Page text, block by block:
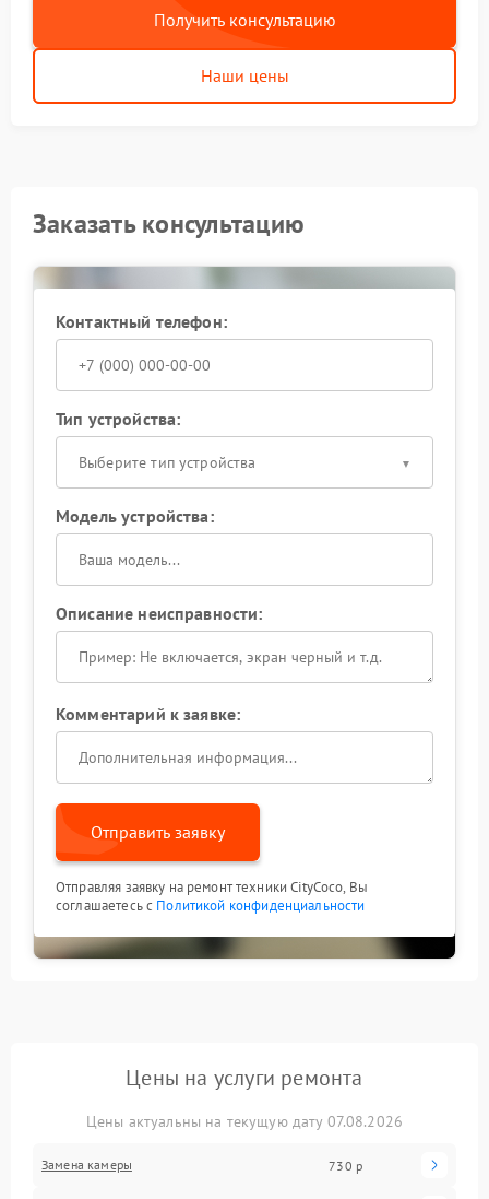
Получить консультацию
Наши цены
Заказать консультацию
Контактный телефон:
Тип устройства:
Выберите тип устройства
Модель устройства:
Описание неисправности:
Комментарий к заявке:
Отправить заявку
Отправляя заявку на ремонт техники CityCoco, Вы
соглашаетесь с Политикой конфиденциальности
Цены на услуги ремонта
Цены актуальны на текущую дату 07.08.2026
Замена камеры 730 р